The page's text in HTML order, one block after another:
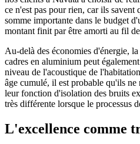
ce n'est pas pour rien, car ils savent
somme importante dans le budget
montant finit par être amorti au fil
Au-delà des économies d'énergie,
cadres en aluminium peut
niveau de l'acoustique de
âge cumulé, il est probable qu'ils ne
leur fonction d'isolation des bruits
très différente lorsque le processus
L'excellence comme